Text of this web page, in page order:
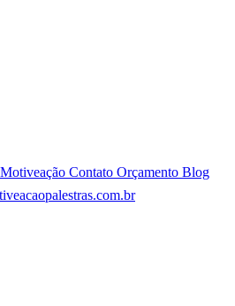
Contato Orçamento Blog